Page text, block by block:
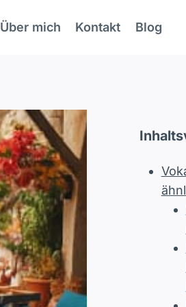
Über mich Kontakt Blog